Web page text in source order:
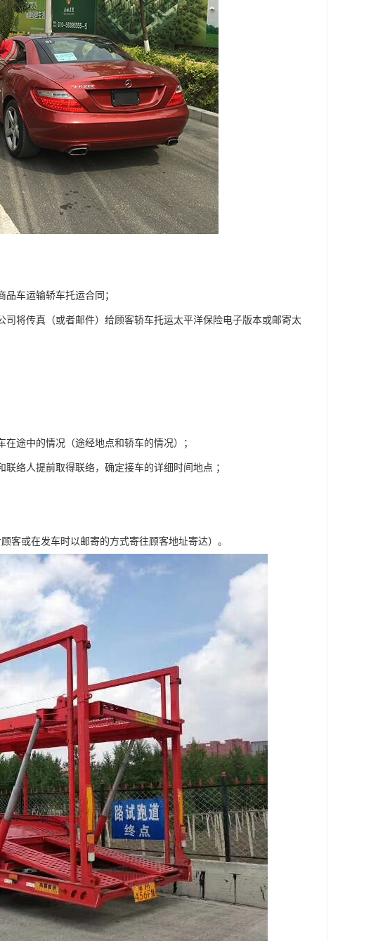
车运输轿车托运合同；
将传真（或者邮件）给顾客轿车托运太平洋保险电子版本或邮寄太
途中的情况（途经地点和轿车的情况）；
络人提前取得联络，确定接车的详细时间地点 ；
客或在发车时以邮寄的方式寄往顾客地址寄达）。